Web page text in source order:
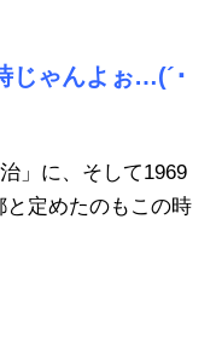
じゃんよぉ…(´･
」に、そして1969
定めたのもこの時